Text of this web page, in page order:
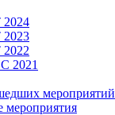
2021
мероприятий